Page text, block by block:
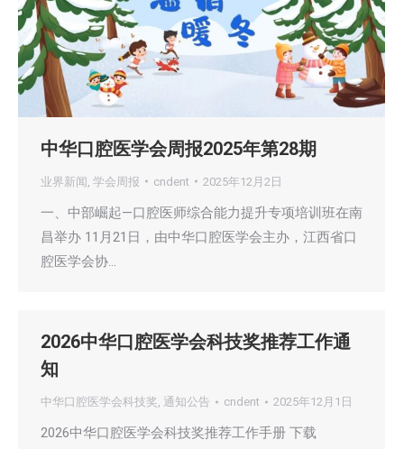
中华口腔医学会周报2025年第28期
业界新闻 学会周报 cndent 2025年12月2日
一、中部崛起—口腔医师综合能力提升专项培训班在南
昌举办 11月21日，由中华口腔医学会主办，江西省口
腔医学会协…
2026中华口腔医学会科技奖推荐工作通
知
中华口腔医学会科技奖, 通知公告 cndent 2025年12月1日
2026中华口腔医学会科技奖推荐工作手册 下载